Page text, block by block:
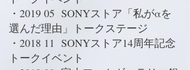
・2019 05 SONYストア「私がαを
選んだ理由」
トークステージ
・2018 11 SONYストア14周年記念
トークイベント